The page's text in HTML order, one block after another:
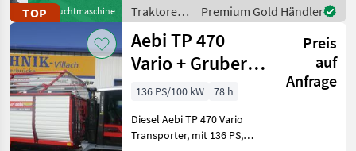
TOPGebrauchtmaschine
Frontzap
Traktoren
/ Aebi
Premium Gold Händler
Aebi TP 470
Vario + Gruber
ALW 320S-Lang
Preis
auf
Anfrage
136 PS/100 kW
78 h
Diesel Aebi TP 470 Vario
Transporter, mit 136 PS,